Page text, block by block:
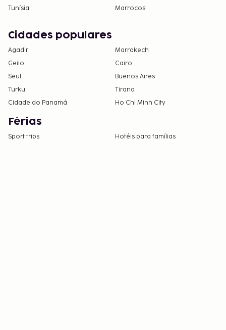
Tunísia
Marrocos
Cidades populares
Agadir
Marrakech
Geilo
Cairo
Seul
Buenos Aires
Turku
Tirana
Cidade do Panamá
Ho Chi Minh City
Férias
Sport trips Hotéis para famílias